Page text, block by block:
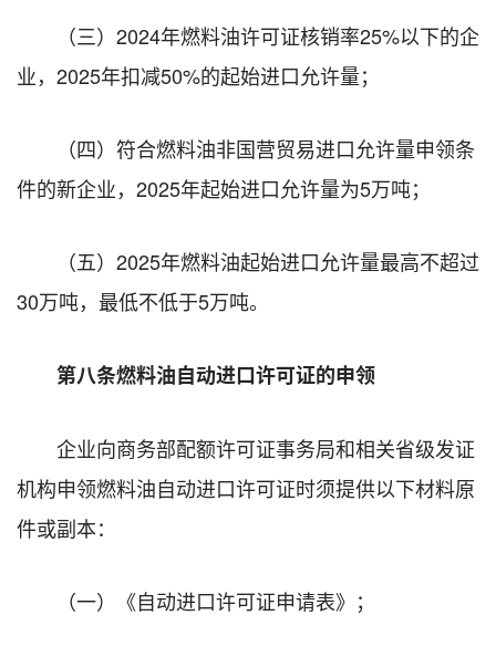
（三）2024年燃料油许可证核销率25%以下的企
业，2025年扣减50%的起始进口允许量；
（四）符合燃料油非国营贸易进口允许量申领条
件的新企业，2025年起始进口允许量为5万吨；
（五）2025年燃料油起始进口允许量最高不超过
30万吨，最低不低于5万吨。
第八条燃料油自动进口许可证的申领
企业向商务部配额许可证事务局和相关省级发证
机构申领燃料油自动进口许可证时须提供以下材料原
件或副本：
（一）《自动进口许可证申请表》；